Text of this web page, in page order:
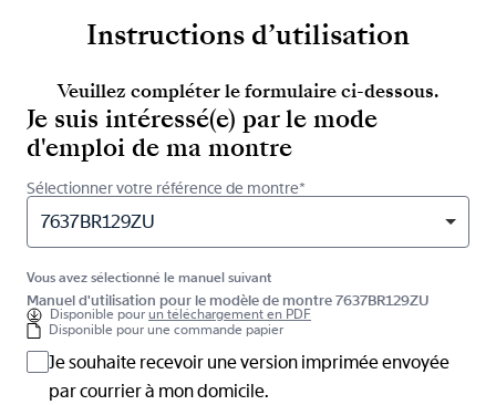
Instructions d’utilisation
Veuillez compléter le formulaire ci-dessous.
Je suis intéressé(e) par le mode
d'emploi de ma montre
Sélectionner votre référence de montre*
7637BR129ZU
Vous avez sélectionné le manuel suivant
Manuel d'utilisation pour le modèle de montre 7637BR129ZU
Disponible pourun téléchargement en PDF
Disponible pour une commande papier
Je souhaite recevoir une version imprimée envoyée
par courrier à mon domicile.